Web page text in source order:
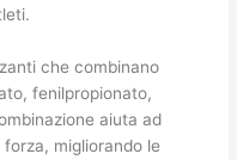
che combinano
fenilpropionato,
aiuta ad
migliorando le